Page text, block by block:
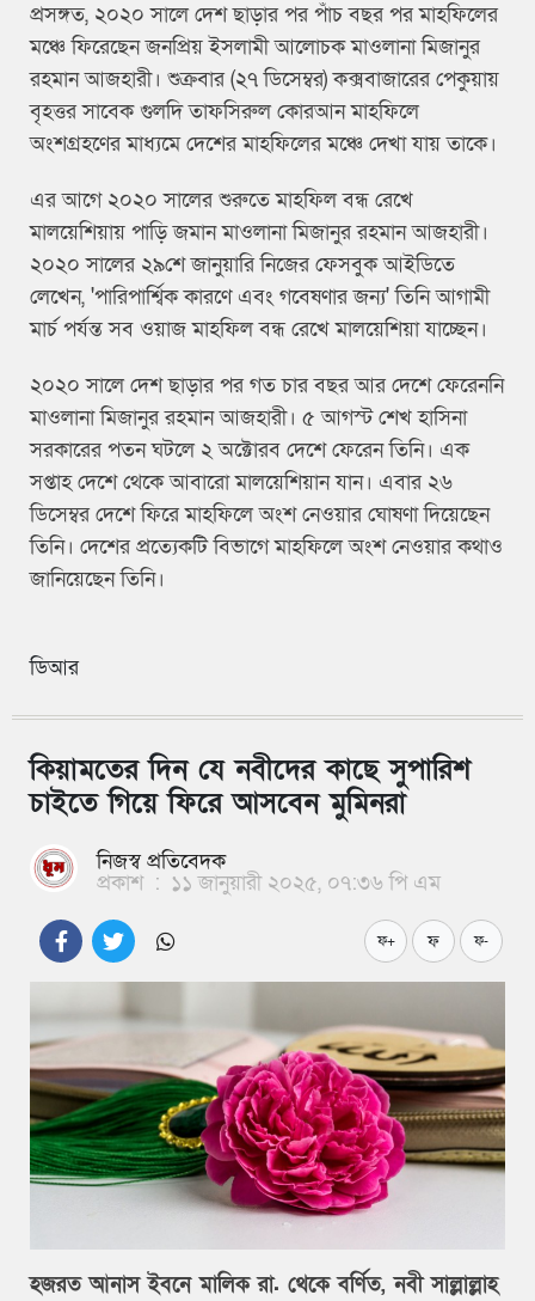
প্রসঙ্গত, ২০২০ সালে দেশ ছাড়ার পর পাঁচ বছর পর মাহফিলের
মঞ্চে ফিরেছেন জনপ্রিয় ইসলামী আলোচক মাওলানা মিজানুর
রহমান আজহারী। শুক্রবার (২৭ ডিসেম্বর) কক্সবাজারের পেকুয়ায়
বৃহত্তর সাবেক গুলদি তাফসিরুল কোরআন মাহফিলে
অংশগ্রহণের মাধ্যমে দেশের মাহফিলের মঞ্চে দেখা যায় তাকে।
এর আগে ২০২০ সালের শুরুতে মাহফিল বন্ধ রেখে
মালয়েশিয়ায় পাড়ি জমান মাওলানা মিজানুর রহমান আজহারী।
২০২০ সালের ২৯শে জানুয়ারি নিজের ফেসবুক আইডিতে
লেখেন, 'পারিপার্শ্বিক কারণে এবং গবেষণার জন্য' তিনি আগামী
মার্চ পর্যন্ত সব ওয়াজ মাহফিল বন্ধ রেখে মালয়েশিয়া যাচ্ছেন।
২০২০ সালে দেশ ছাড়ার পর গত চার বছর আর দেশে ফেরেননি
মাওলানা মিজানুর রহমান আজহারী। ৫ আগস্ট শেখ হাসিনা
সরকারের পতন ঘটলে ২ অক্টোরব দেশে ফেরেন তিনি। এক
সপ্তাহ দেশে থেকে আবারো মালয়েশিয়ান যান। এবার ২৬
ডিসেম্বর দেশে ফিরে মাহফিলে অংশ নেওয়ার ঘোষণা দিয়েছেন
তিনি। দেশের প্রত্যেকটি বিভাগে মাহফিলে অংশ নেওয়ার কথাও
জানিয়েছেন তিনি।
ডিআর
কিয়ামতের দিন যে নবীদের কাছে সুপারিশ
চাইতে গিয়ে ফিরে আসবেন মুমিনরা
নিজস্ব প্রতিবেদক
প্রকাশ : ১১ জানুয়ারী ২০২৫, ০৭:৩৬ পি এম
ফ+ ফ ফ-
হজরত আনাস ইবনে মালিক রা. থেকে বর্ণিত, নবী সাল্লাল্লাহ